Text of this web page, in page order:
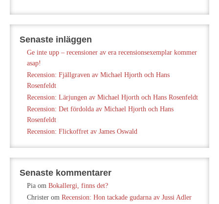
Senaste inläggen
Ge inte upp – recensioner av era recensionsexemplar kommer
asap!
Recension: Fjällgraven av Michael Hjorth och Hans
Rosenfeldt
Recension: Lärjungen av Michael Hjorth och Hans Rosenfeldt
Recension: Det fördolda av Michael Hjorth och Hans
Rosenfeldt
Recension: Flickoffret av James Oswald
Senaste kommentarer
Pia om Bokallergi, finns det?
Christer om Recension: Hon tackade gudarna av Jussi Adler